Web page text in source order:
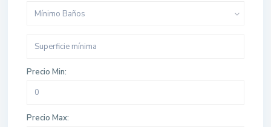
Mínimo Baños
Precio Min:
Precio Max: